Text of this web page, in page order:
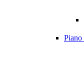
Piano